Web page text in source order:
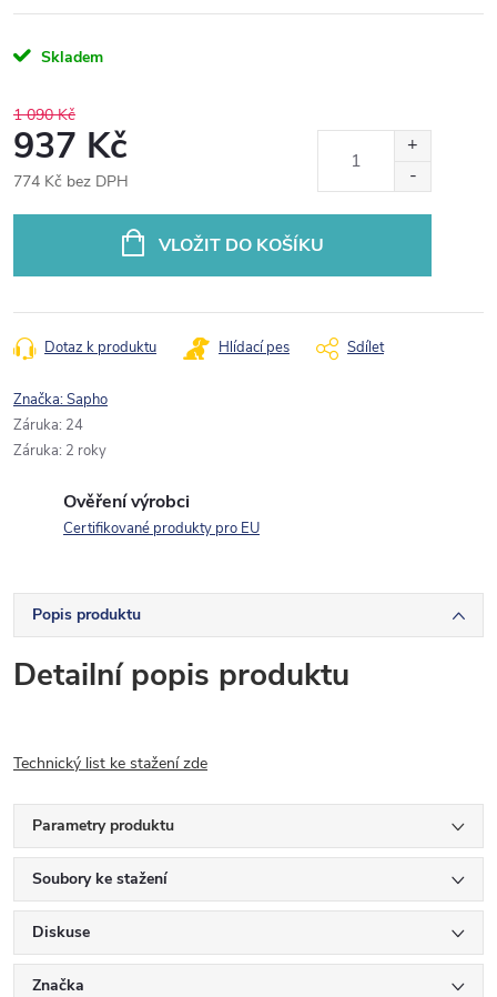
Skladem
1 090 Kč
937 Kč
774 Kč bez DPH
VLOŽIT DO KOŠÍKU
Dotaz k produktu Hlídací pes Sdílet
Značka:Sapho
Záruka: 24
Záruka: 2 roky
Ověření výrobci
Certifikované produkty pro EU
Popis produktu
Detailní popis produktu
Technický list ke stažení zde
Parametry produktu
Soubory ke stažení
Diskuse
Značka